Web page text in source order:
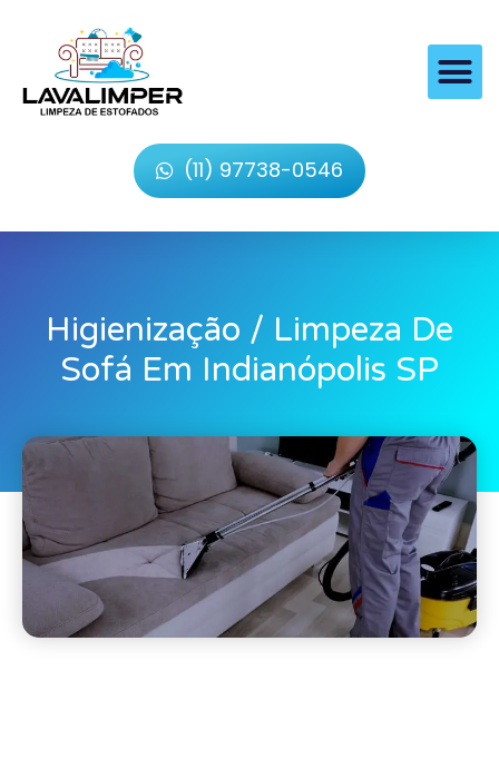
(11) 97738-0546
Higienização / Limpeza De
Sofá Em Indianópolis SP